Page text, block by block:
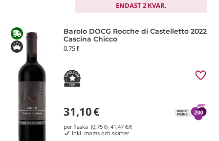
ENDAST 2 KVAR.
Barolo DOCG Rocche di Castelletto 2022
Cascina Chicco
0,75 ℓ
31,10€
per flaska (0,75 ℓ) 41,47 €/ℓ
Inkl. moms och skatter